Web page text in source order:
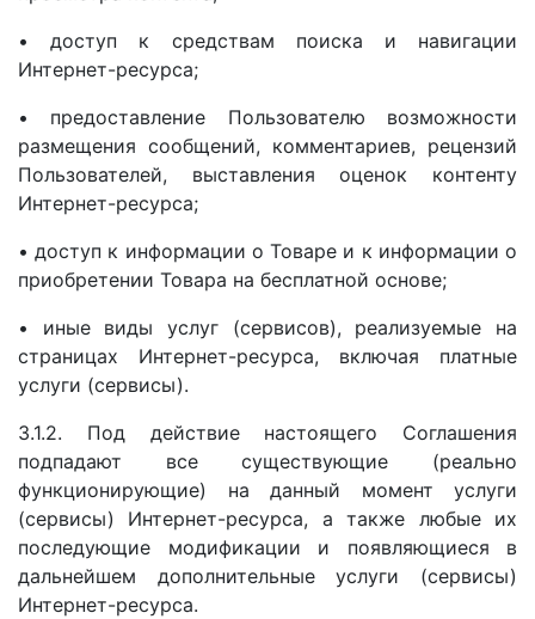
• доступ к средствам поиска и навигации
Интернет-ресурса;
• предоставление Пользователю возможности
размещения сообщений, комментариев, рецензий
Пользователей, выставления оценок контенту
Интернет-ресурса;
• доступ к информации о Товаре и к информации о
приобретении Товара на бесплатной основе;
• иные виды услуг (сервисов), реализуемые на
страницах Интернет-ресурса, включая платные
услуги (сервисы).
3.1.2. Под действие настоящего Соглашения
подпадают все существующие (реально
функционирующие) на данный момент услуги
(сервисы) Интернет-ресурса, а также любые их
последующие модификации и появляющиеся в
дальнейшем дополнительные услуги (сервисы)
Интернет-ресурса.